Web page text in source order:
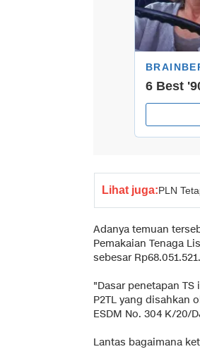
Lihat juga:PLN
Adanya temuan
Pemakaian Tenaga
sebesar Rp68.051.521.
"Dasar penetapan
P2TL yang disahkan
ESDM No. 304 K/20/
Lantas bagaimana